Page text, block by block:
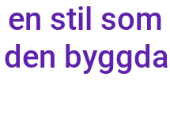
stil som
byggda